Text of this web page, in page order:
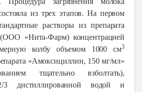
из трех этапов. На первом
растворы из препарата
(ООО «Нита-Фарм) концентрацией
колбу объемом 1000 см3
«Амоксициллин, 150 мг/мл»
тщательно взболтать),
3 дистиллированной водой и